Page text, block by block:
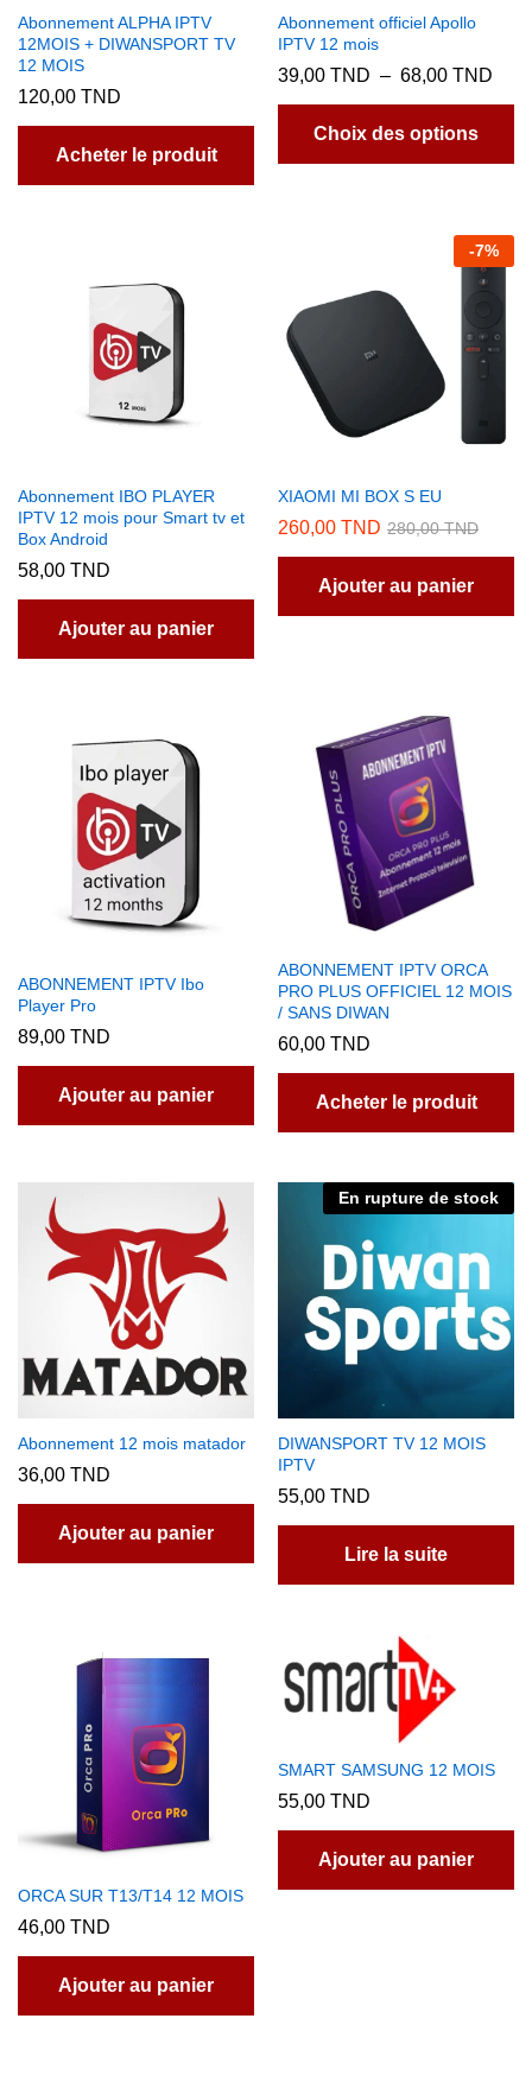
Abonnement ALPHA IPTV
12MOIS + DIWANSPORT TV
12 MOIS
120,00 TND
Acheter le produit
Abonnement officiel Apollo
IPTV 12 mois
39,00 TND – 68,00 TND
Choix des options
a
Abonnement IBO PLAYER
IPTV 12 mois pour Smart tv et
Box Android
58,00 TND
Ajouter au panier
-7%
XIAOMI MI BOX S EU
260,00 TND 280,00TND
Ajouter au panier
ABONNEMENT IPTV Ibo
Player Pro
89,00 TND
Ajouter au panier
ABONNEMENT IPTV ORCA
PRO PLUS OFFICIEL 12 MOIS
/ SANS DIWAN
60,00 TND
Acheter le produit
Abonnement 12 mois matador
36,00 TND
Ajouter au panier
En rupture de stock
DIWANSPORT TV 12 MOIS
IPTV
55,00 TND
Lire la suite
ORCA SUR T13/T14 12 MOIS
46,00 TND
Ajouter au panier
SMART SAMSUNG 12 MOIS
55,00 TND
Ajouter au panier